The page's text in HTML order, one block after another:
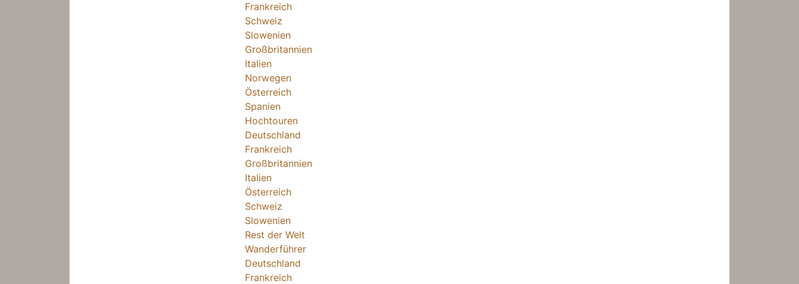
Frankreich
Schweiz
Slowenien
Großbritannien
Italien
Norwegen
Österreich
Spanien
Hochtouren
Deutschland
Frankreich
Großbritannien
Italien
Österreich
Schweiz
Slowenien
Rest der Welt
Wanderführer
Deutschland
Frankreich